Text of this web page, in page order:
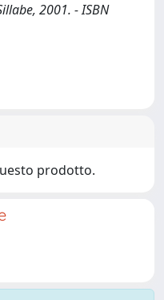
2001. - ISBN
prodotto.